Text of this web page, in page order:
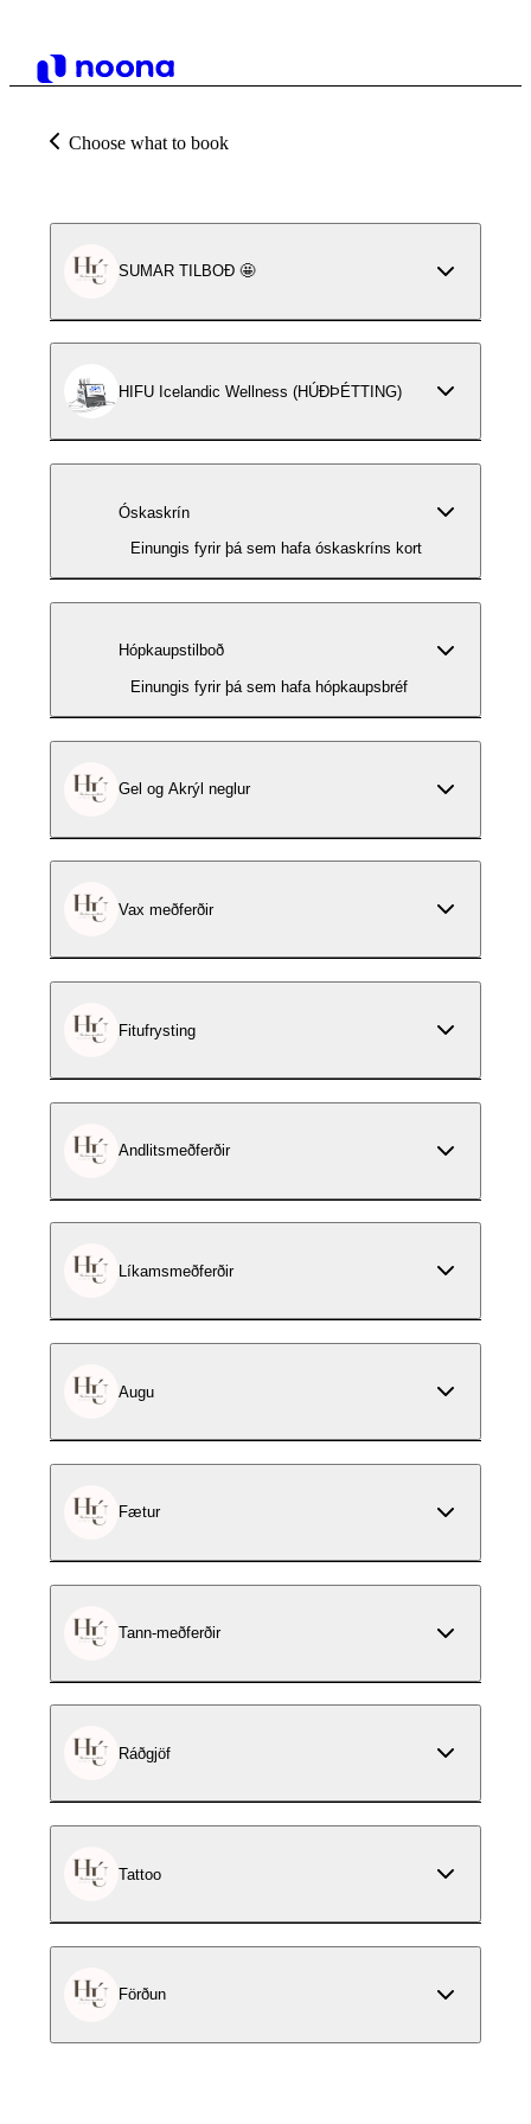
Choose what to book
SUMAR TILBOÐ 🤩
HIFU Icelandic Wellness (HÚÐÞÉTTING)
Óskaskrín
Einungis fyrir þá sem hafa óskaskríns kort
Hópkaupstilboð
Einungis fyrir þá sem hafa hópkaupsbréf
Gel og Akrýl neglur
Vax meðferðir
Fitufrysting
Andlitsmeðferðir
Líkamsmeðferðir
Augu
Fætur
Tann-meðferðir
Ráðgjöf
Tattoo
Förðun